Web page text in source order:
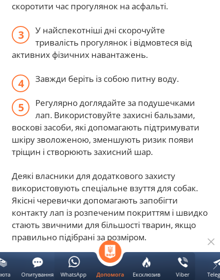
скоротити час прогулянок на асфальті.
У найспекотніші дні скорочуйте
тривалість прогулянок і відмовтеся від
активних фізичних навантажень.
Завжди беріть із собою питну воду.
Регулярно доглядайте за подушечками
лап. Використовуйте захисні бальзами,
воскові засоби, які допомагають підтримувати
шкіру зволоженою, зменшують ризик появи
тріщин і створюють захисний шар.
Деякі власники для додаткового захисту
використовують спеціальне взуття для собак.
Якісні черевички допомагають запобігти
контакту лап із розпеченим покриттям і швидко
стають звичними для більшості тварин, якщо
правильно підібрані за розміром.
Що робити, якщо лапи перегрілися
Допомога Ексклюзив Viber
Опитування WhatsApp